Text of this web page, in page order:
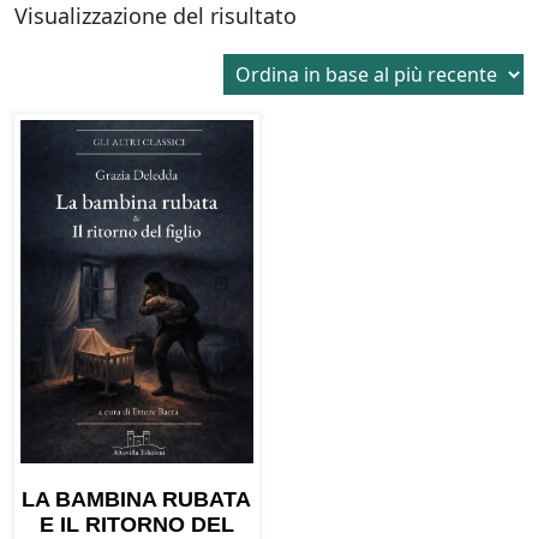
Visualizzazione del risultato
LA BAMBINA RUBATA
E IL RITORNO DEL